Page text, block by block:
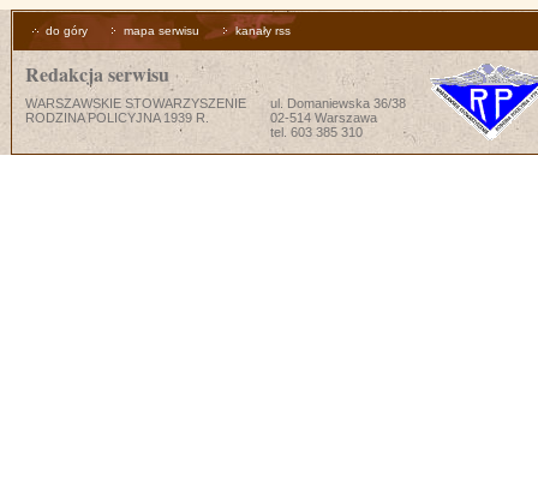
do góry mapa serwisu kanały rss
Redakcja serwisu
WARSZAWSKIE STOWARZYSZENIE
RODZINA POLICYJNA 1939 R.
ul. Domaniewska 36/38
02-514 Warszawa
tel. 603 385 310